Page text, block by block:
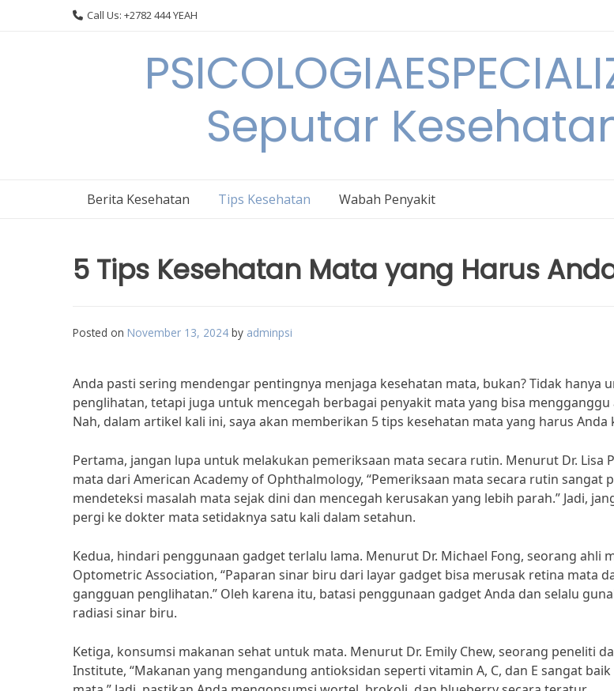
Call Us: +2782 444 YEAH
Seputar
Berita Kesehatan Tips Kesehatan Wabah Penyakit
5 Tips Kesehatan Mata yang Harus
Posted on November 13, 2024 by adminpsi
Anda pasti sering mendengar pentingnya menjaga kesehatan mata, bukan? Tidak hanya
penglihatan, tetapi juga untuk mencegah berbagai penyakit mata yang bisa
Nah, dalam artikel kali ini, saya akan memberikan 5 tips kesehatan mata yang harus Anda
Pertama, jangan lupa untuk melakukan pemeriksaan mata secara rutin. Menurut Dr. Lisa
mata dari American Academy of Ophthalmology, “Pemeriksaan mata secara rutin sangat
mendeteksi masalah mata sejak dini dan mencegah kerusakan yang lebih parah.” Jadi,
pergi ke dokter mata setidaknya satu kali dalam setahun.
Kedua, hindari penggunaan gadget terlalu lama. Menurut Dr. Michael Fong, seorang ahli
Optometric Association, “Paparan sinar biru dari layar gadget bisa merusak retina mata
gangguan penglihatan.” Oleh karena itu, batasi penggunaan gadget Anda dan selalu
radiasi sinar biru.
Ketiga, konsumsi makanan sehat untuk mata. Menurut Dr. Emily Chew, seorang peneliti
Institute, “Makanan yang mengandung antioksidan seperti vitamin A, C, dan E sangat